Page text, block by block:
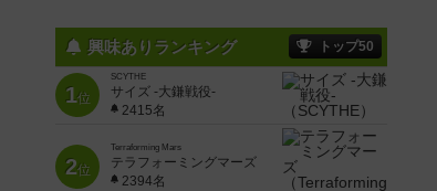
興味ありランキング トップ50
1位
SCYTHE
サイズ -大鎌戦役-
2415名
2位
Terraforming Mars
テラフォーミングマーズ
2394名